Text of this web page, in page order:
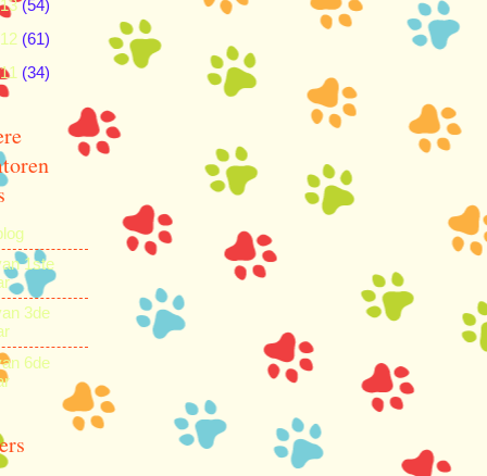
(54)
(61)
(34)
1ste
3de
6de